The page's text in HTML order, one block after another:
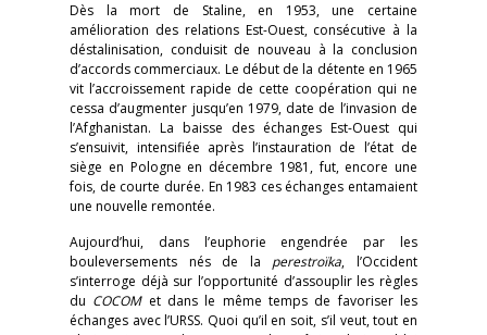
Dès la mort de Staline, en 1953, une certaine
amélioration des relations Est-Ouest, consécutive à la
déstalinisation, conduisit de nouveau à la conclusion
d’accords commerciaux. Le début de la détente en 1965
vit l’accroissement rapide de cette coopération qui ne
cessa d’augmenter jusqu’en 1979, date de l’invasion de
l’Afghanistan. La baisse des échanges Est-Ouest qui
s’ensuivit, intensifiée après l’instauration de l’état de
siège en Pologne en décembre 1981, fut, encore une
fois, de courte durée. En 1983 ces échanges entamaient
une nouvelle remontée.
Aujourd’hui, dans l’euphorie engendrée par les
bouleversements nés de la perestroïka, l’Occident
s’interroge déjà sur l’opportunité d’assouplir les règles
du COCOMet dans le même temps de favoriser les
échanges avec l’URSS. Quoi qu’il en soit, s’il veut, tout en